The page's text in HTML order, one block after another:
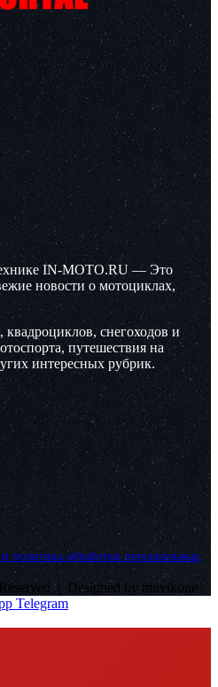
IN-MOTO.RU — Это
новости о мотоциклах,
снегоходов и
путешествия на
интересных рубрик.
политика обработки персональных
| Designed by muvikone
Telegram